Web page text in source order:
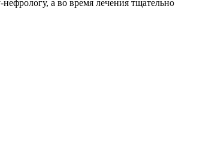
а во время лечения тщательно